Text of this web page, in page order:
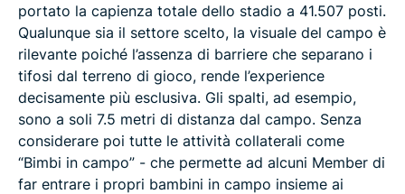
portato la capienza totale dello stadio a 41.507 posti.
Qualunque sia il settore scelto, la visuale del campo è
rilevante poiché l’assenza di barriere che separano i
tifosi dal terreno di gioco, rende l’experience
decisamente più esclusiva. Gli spalti, ad esempio,
sono a soli 7.5 metri di distanza dal campo. Senza
considerare poi tutte le attività collaterali come
“Bimbi in campo” - che permette ad alcuni Member di
far entrare i propri bambini in campo insieme ai